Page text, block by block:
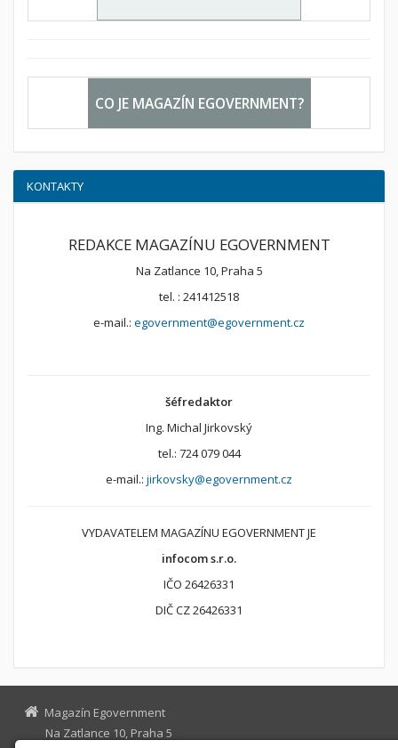
CO JE MAGAZÍN EGOVERNMENT?
KONTAKTY
REDAKCE MAGAZÍNU EGOVERNMENT
Na Zatlance 10, Praha 5
tel. : 241412518
e-mail.: egovernment@egovernment.cz
šéfredaktor
Ing. Michal Jirkovský
tel.: 724 079 044
e-mail.: jirkovsky@egovernment.cz
VYDAVATELEM MAGAZÍNU EGOVERNMENT JE
infocom s.r.o.
IČO 26426331
DIČ CZ 26426331
Magazín Egovernment
Na Zatlance 10, Praha 5